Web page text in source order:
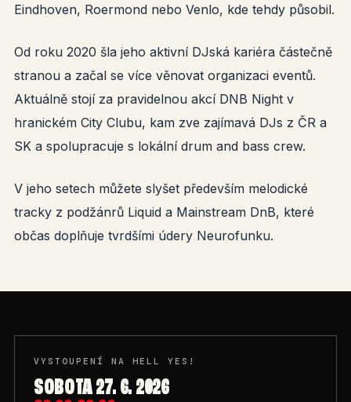
Eindhoven, Roermond nebo Venlo, kde tehdy působil.
Od roku 2020 šla jeho aktivní DJská kariéra částečně
stranou a začal se více věnovat organizaci eventů.
Aktuálně stojí za pravidelnou akcí DNB Night v
hranickém City Clubu, kam zve zajímavá DJs z ČR a
SK a spolupracuje s lokální drum and bass crew.
V jeho setech můžete slyšet především melodické
tracky z podžánrů Liquid a Mainstream DnB, které
občas doplňuje tvrdšími údery Neurofunku.
VYSTOUPENÍ NA HELL YES!
SOBOTA 27. 6. 2026